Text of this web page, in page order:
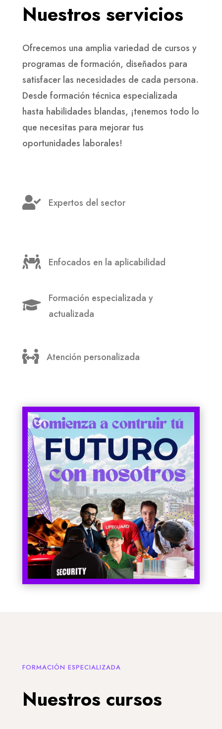
Nuestros servicios
Ofrecemos una amplia variedad de cursos y
programas de formación, diseñados para
satisfacer las necesidades de cada persona.
Desde formación técnica especializada
hasta habilidades blandas, ¡tenemos todo lo
que necesitas para mejorar tus
oportunidades laborales!
 Expertos del sector
 Enfocados en la aplicabilidad

Formación especializada y
actualizada
 Atención personalizada
FORMACIÓN ESPECIALIZADA
Nuestros cursos